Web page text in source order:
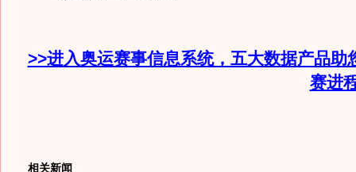
>>进入奥运赛事信息系统，五大数据产品助
赛进
相关新闻